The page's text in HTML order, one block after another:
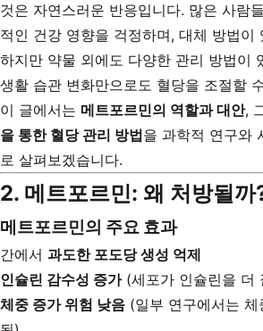
것은 자연스러운 반응입니다. 많은 사람
적인 건강 영향을 걱정하며, 대체 방법이
하지만 약물 외에도 다양한 관리 방법이
생활 습관 변화만으로도 혈당을 조절할
이 글에서는 메트포르민의 역할과 대안,
을 통한 혈당 관리 방법을 과학적 연구와
로 살펴보겠습니다.
2. 메트포르민: 왜 처방될까
메트포르민의 주요 효과
간에서 과도한 포도당 생성 억제
인슐린 감수성 증가(세포가 인슐린을 더
체중 증가 위험 낮음 (일부 연구에서는